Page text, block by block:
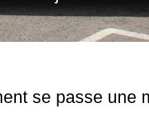
se passe une